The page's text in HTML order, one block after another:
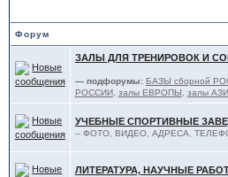
Форум
ЗАЛЫ ДЛЯ ТРЕНИРОВОК И
— подфорумы: БАЗЫ сборной
РОССИИ, залы ЕВРОПЫ залы
УЧЕБНЫЕ СПОРТИВНЫЕ
-- ФОТО, ВИДЕО, АДРЕСА,
ЛИТЕРАТУРА, НАУЧНЫЕ